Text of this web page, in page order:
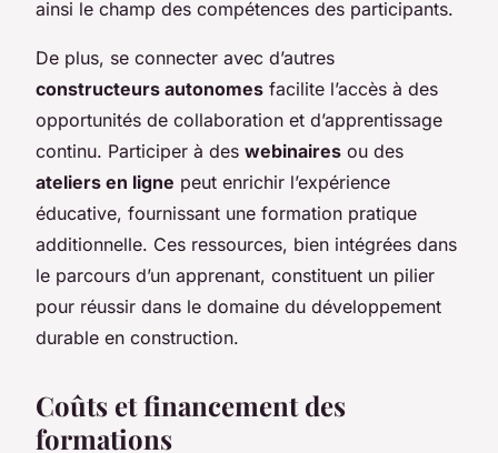
ainsi le champ des compétences des participants.
De plus, se connecter avec d’autres
constructeurs autonomes facilite l’accès à des
opportunités de collaboration et d’apprentissage
continu. Participer à des webinaires ou des
ateliers en ligne peut enrichir l’expérience
éducative, fournissant une formation pratique
additionnelle. Ces ressources, bien intégrées dans
le parcours d’un apprenant, constituent un pilier
pour réussir dans le domaine du développement
durable en construction.
Coûts et financement des
formations